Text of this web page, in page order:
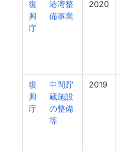
復
興
庁
港湾整
備事業
2020
復
興
庁
中間貯
蔵施設
の整備
等
2019